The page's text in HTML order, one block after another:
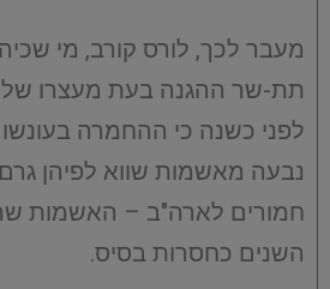
מעבר לכך, לורס קורב, מי
תת-שר ההגנה בעת מעצרו
לפני כשנה כי ההחמרה
נבעה מאשמות שווא לפיהן גרם
חמורים לארה"ב – האשמות
השנים כחסרות בסיס.